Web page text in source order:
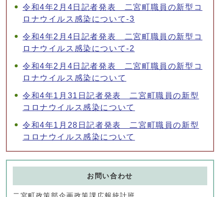
令和4年2月4日記者発表 二宮町職員の新型コ
ロナウイルス感染について-3
令和4年2月4日記者発表 二宮町職員の新型コ
ロナウイルス感染について-2
令和4年2月4日記者発表 二宮町職員の新型コ
ロナウイルス感染について
令和4年1月31日記者発表 二宮町職員の新型
コロナウイルス感染について
令和4年1月28日記者発表 二宮町職員の新型
コロナウイルス感染について
お問い合わせ